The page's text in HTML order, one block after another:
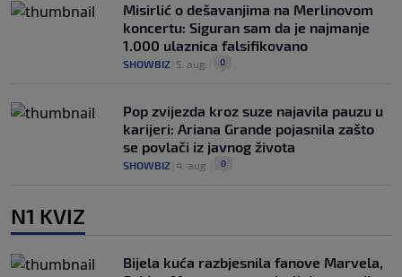
Misirlić o dešavanjima na Merlinovom
koncertu: Siguran sam da je najmanje
1.000 ulaznica falsifikovano
SHOWBIZ 5. aug. 0
Pop zvijezda kroz suze najavila pauzu u
karijeri: Ariana Grande pojasnila zašto
se povlači iz javnog života
SHOWBIZ 4. aug. 0
N1 KVIZ
Bijela kuća razbjesnila fanove Marvela,